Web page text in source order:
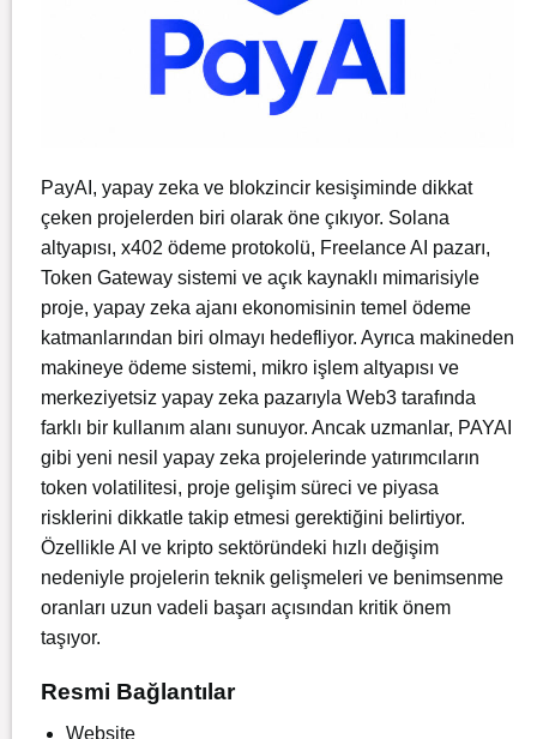
PayAI, yapay zeka ve blokzincir kesişiminde dikkat
çeken projelerden biri olarak öne çıkıyor. Solana
altyapısı, x402 ödeme protokolü, Freelance AI pazarı,
Token Gateway sistemi ve açık kaynaklı mimarisiyle
proje, yapay zeka ajanı ekonomisinin temel ödeme
katmanlarından biri olmayı hedefliyor. Ayrıca makineden
makineye ödeme sistemi, mikro işlem altyapısı ve
merkeziyetsiz yapay zeka pazarıyla Web3 tarafında
farklı bir kullanım alanı sunuyor. Ancak uzmanlar, PAYAI
gibi yeni nesil yapay zeka projelerinde yatırımcıların
token volatilitesi, proje gelişim süreci ve piyasa
risklerini dikkatle takip etmesi gerektiğini belirtiyor.
Özellikle AI ve kripto sektöründeki hızlı değişim
nedeniyle projelerin teknik gelişmeleri ve benimsenme
oranları uzun vadeli başarı açısından kritik önem
taşıyor.
Resmi Bağlantılar
Website